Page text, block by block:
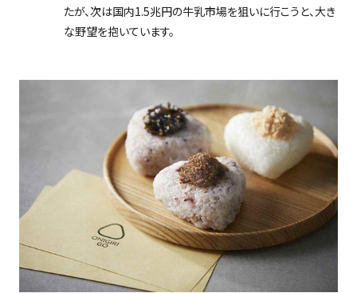
たが、次は国内1.5兆円の牛乳市場を狙いに行こうと、大き
な野望を抱いています。